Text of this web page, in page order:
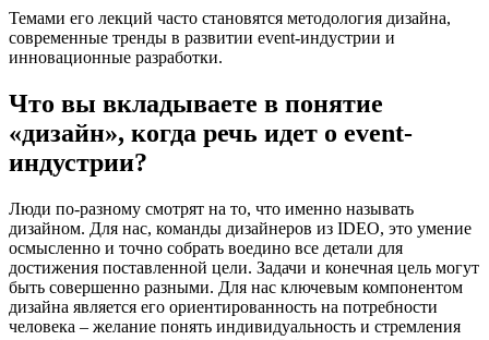
Темами его лекций часто становятся методология дизайна,
современные тренды в развитии event-индустрии и
инновационные разработки.
Что вы вкладываете в понятие
«дизайн», когда речь идет о event-
индустрии?
Люди по-разному смотрят на то, что именно называть
дизайном. Для нас, команды дизайнеров из IDEO, это умение
осмысленно и точно собрать воедино все детали для
достижения поставленной цели. Задачи и конечная цель могут
быть совершенно разными. Для нас ключевым компонентом
дизайна является его ориентированность на потребности
человека – желание понять индивидуальность и стремления